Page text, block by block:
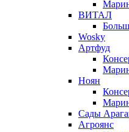
ВИТАЛ
Wosky
Артфуд
Ноян
Сады
Агроянс